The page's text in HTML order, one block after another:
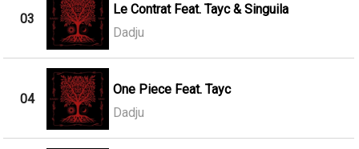
03
Le Contrat Feat. Tayc & Singuila
Dadju
04
One Piece Feat. Tayc
Dadju